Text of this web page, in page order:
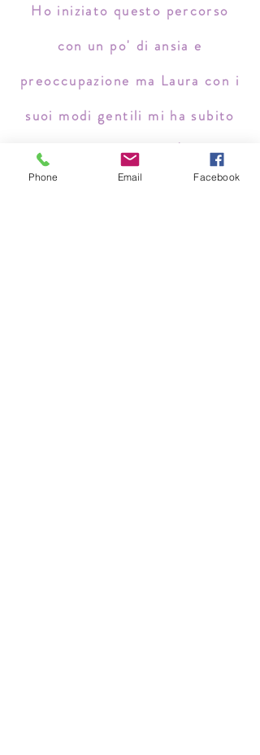
Ho iniziato questo percorso
con un po' di ansia e
preoccupazione ma Laura con i
suoi modi gentili mi ha subito
messo a mio agio. È una
professionista meravigliosa,
Phone Email Facebook